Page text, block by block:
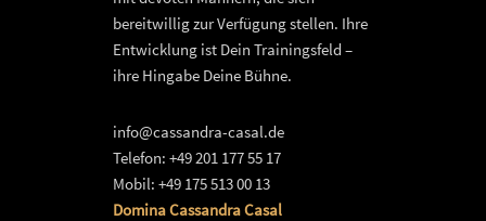
bereitwillig zur Verfügung stellen. Ihre
Entwicklung ist Dein Trainingsfeld –
ihre Hingabe Deine Bühne.
info@cassandra-casal.de
Telefon: +49 201 177 55 17
Mobil: +49 175 513 00 13
Domina Cassandra Casal